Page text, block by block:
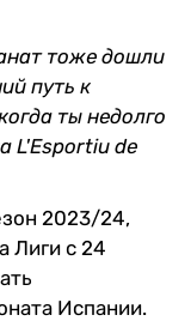
тоже дошли
путь к
ты недолго
L'Esportiu de
2023/24,
Лиги с 24
Испании.